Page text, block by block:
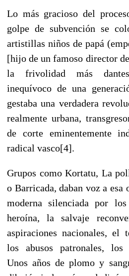
Lo más gracioso del
golpe de subvención se
artistillas niños de papá
[hijo de un famoso director
la frivolidad más
inequívoco de una
gestaba una verdadera
realmente urbana,
de corte eminentemente
radical vasco[4].
Grupos como Kortatu, La
o Barricada, daban voz a esa
moderna silenciada por
heroína, la salvaje
aspiraciones nacionales, el
los abusos patronales, los
Unos años de plomo y